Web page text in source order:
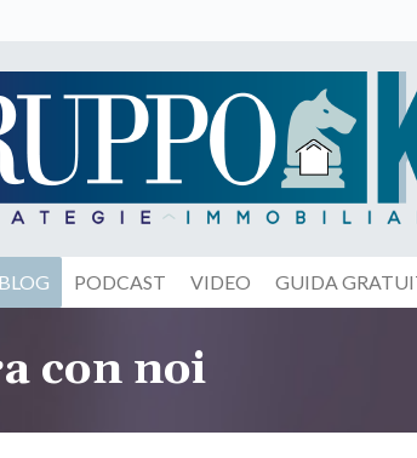
BLOG PODCAST VIDEO GUIDA
con noi